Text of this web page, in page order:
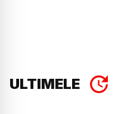
ULTIMELE